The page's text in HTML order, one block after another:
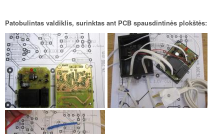
Patobulintas valdiklis, surinktas ant PCB spausdintinės plokštės: